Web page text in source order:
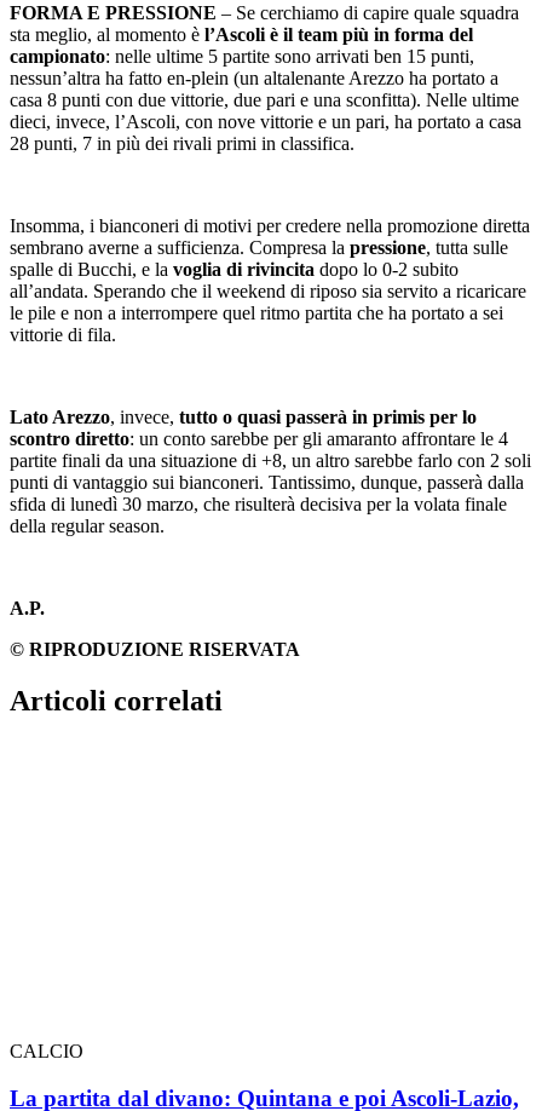
FORMA E PRESSIONE – Se cerchiamo di capire quale squadra
sta meglio, al momento è l’Ascoli è il team più in forma del
campionato: nelle ultime 5 partite sono arrivati ben 15 punti,
nessun’altra ha fatto en-plein (un altalenante Arezzo ha portato a
casa 8 punti con due vittorie, due pari e una sconfitta). Nelle ultime
dieci, invece, l’Ascoli, con nove vittorie e un pari, ha portato a casa
28 punti, 7 in più dei rivali primi in classifica.
Insomma, i bianconeri di motivi per credere nella promozione diretta
sembrano averne a sufficienza. Compresa la pressione, tutta sulle
spalle di Bucchi, e la voglia di rivincita dopo lo 0-2 subito
all’andata. Sperando che il weekend di riposo sia servito a ricaricare
le pile e non a interrompere quel ritmo partita che ha portato a sei
vittorie di fila.
Lato Arezzo, invece, tutto o quasi passerà in primis per lo
scontro diretto: un conto sarebbe per gli amaranto affrontare le 4
partite finali da una situazione di +8, un altro sarebbe farlo con 2 soli
punti di vantaggio sui bianconeri. Tantissimo, dunque, passerà dalla
sfida di lunedì 30 marzo, che risulterà decisiva per la volata finale
della regular season.
A.P.
© RIPRODUZIONE RISERVATA
Articoli correlati
CALCIO
La partita dal divano: Quintana e poi Ascoli-Lazio,